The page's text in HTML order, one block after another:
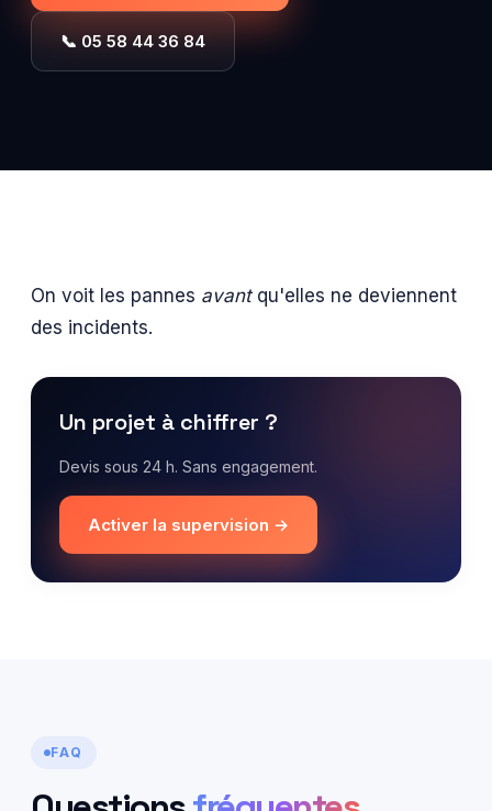
📞 05 58 44 36 84
On voit les pannes avantqu'elles ne deviennent
des incidents.
Un projet à chiffrer ?
Devis sous 24 h. Sans engagement.
Activer la supervision →
FAQ